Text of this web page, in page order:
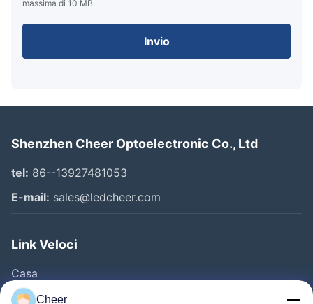
massima di 10 MB
Invio
Shenzhen Cheer Optoelectronic Co., Ltd
tel: 86--13927481053
E-mail: sales@ledcheer.com
Link Veloci
Casa
Prodotti
Cheer